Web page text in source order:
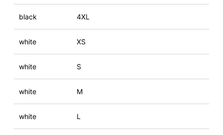
black 4XL
white XS
white S
white M
white L